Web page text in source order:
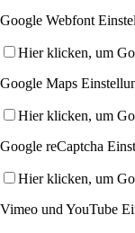
Google Webfont
Hier klicken, um
Google Maps
Hier klicken, um
Google reCaptcha
Hier klicken, um
Vimeo und YouTube